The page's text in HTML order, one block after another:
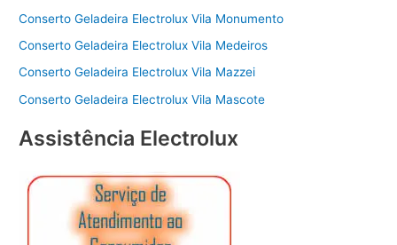
Conserto Geladeira Electrolux Vila Monumento
Conserto Geladeira Electrolux Vila Medeiros
Conserto Geladeira Electrolux Vila Mazzei
Conserto Geladeira Electrolux Vila Mascote
Assistência Electrolux